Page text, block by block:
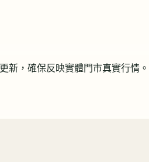
新，確保反映實體門市真實行情。